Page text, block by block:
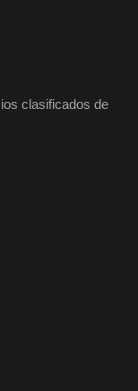
clasificados de